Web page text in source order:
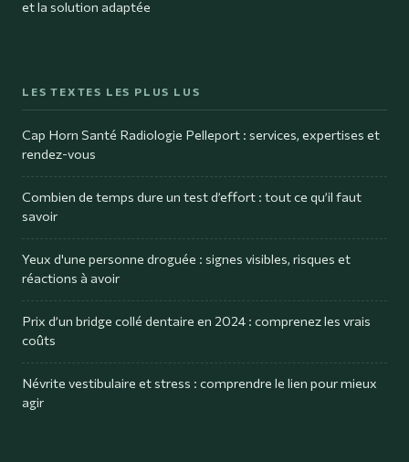
et la solution adaptée
LES TEXTES LES PLUS LUS
Cap Horn Santé Radiologie Pelleport : services, expertises et
rendez-vous
Combien de temps dure un test d’effort : tout ce qu’il faut
savoir
Yeux d'une personne droguée : signes visibles, risques et
réactions à avoir
Prix d’un bridge collé dentaire en 2024 : comprenez les vrais
coûts
Névrite vestibulaire et stress : comprendre le lien pour mieux
agir